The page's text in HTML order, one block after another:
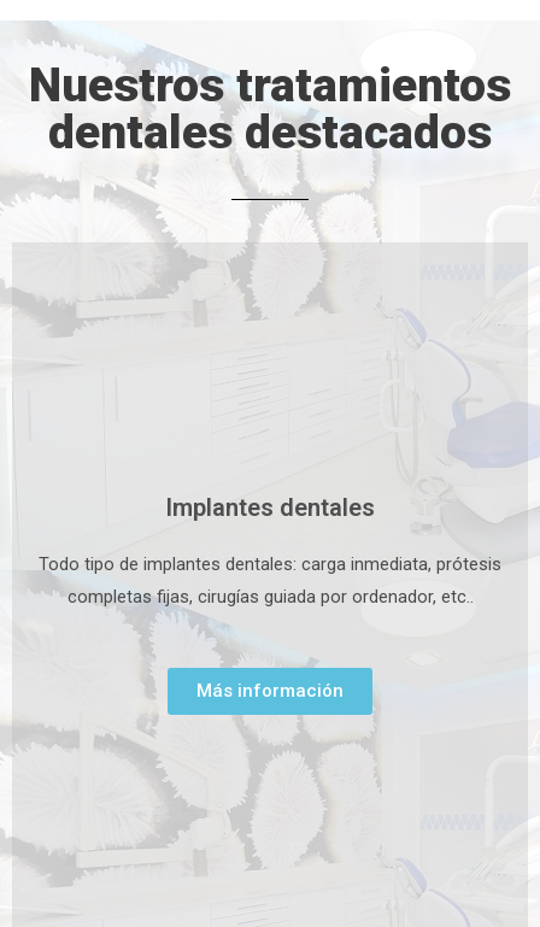
Nuestros tratamientos
dentales destacados
Implantes dentales
Todo tipo de implantes dentales: carga inmediata, prótesis
completas fijas, cirugías guiada por ordenador, etc..
Más información